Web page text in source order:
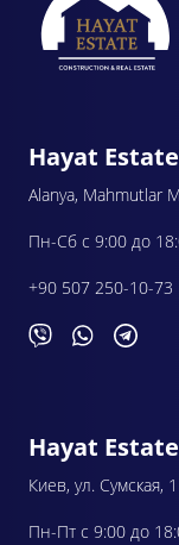
Hayat
Alanya, Mahmutlar
Пн-Сб с 9:00 до
+90 507 250-10-73
Hayat Estate
Киев, ул. Сумская,
Пн-Пт с 9:00 до